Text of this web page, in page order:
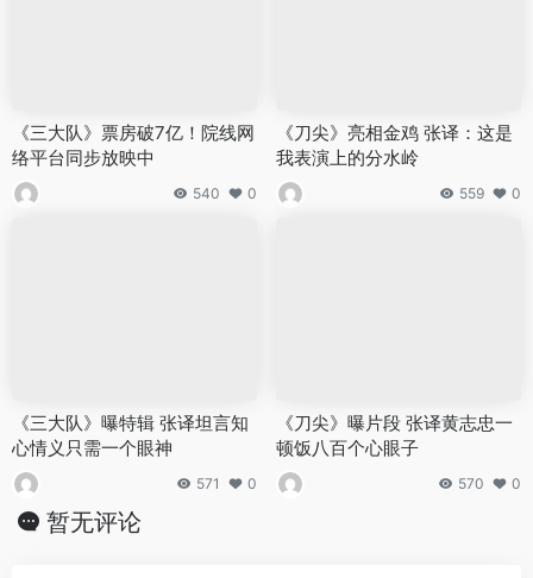
《三大队》票房破7亿！院线网
络平台同步放映中
540 0
《刀尖》亮相金鸡 张译：这是
我表演上的分水岭
559 0
《三大队》曝特辑 张译坦言知
心情义只需一个眼神
571 0
《刀尖》曝片段 张译黄志忠一
顿饭八百个心眼子
570 0
暂无评论